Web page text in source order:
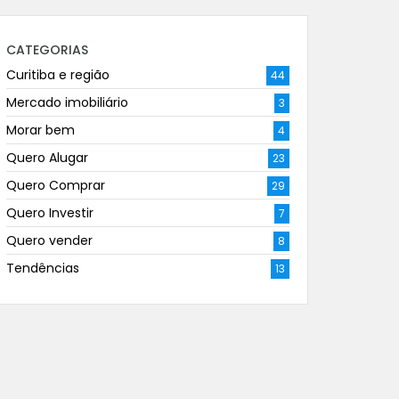
CATEGORIAS
Curitiba e região
44
Mercado imobiliário 3
Morar bem 4
Quero Alugar 23
Quero Comprar 29
Quero Investir 7
Quero vender 8
Tendências 13